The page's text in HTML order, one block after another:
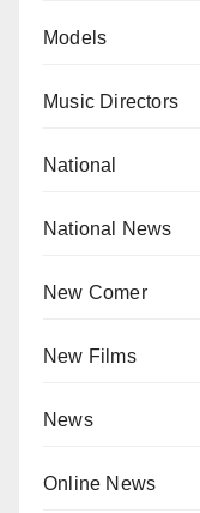
Models
Music Directors
National
National News
New Comer
New Films
News
Online News